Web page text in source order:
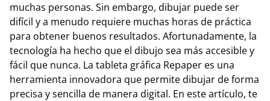
muchas personas. Sin embargo, dibujar puede ser
difícil y a menudo requiere muchas horas de práctica
para obtener buenos resultados. Afortunadamente, la
tecnología ha hecho que el dibujo sea más accesible y
fácil que nunca. La tableta gráfica Repaper es una
herramienta innovadora que permite dibujar de forma
precisa y sencilla de manera digital. En este artículo, te